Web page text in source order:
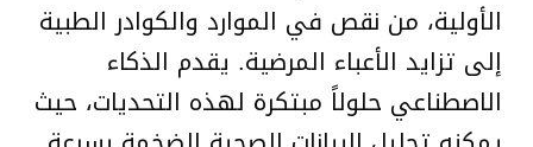
الأولية، من نقص في الموارد والكوادر الطبية
إلى تزايد الأعباء المرضية. يقدم الذكاء
الاصطناعي حلولاً مبتكرة لهذه التحديات، حيث